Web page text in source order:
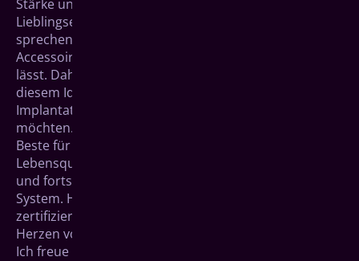
Stärke und Robustheit lassen sie uns unser
Lieblingsessen genießen, uns klar und deutlich
sprechen und sind in ihrer natürlichen Schönheit ein
Accessoire, das jedes Lächeln unwiderstehlich werden
lässt. Daher ist es umso verständlicher, dass wir
diesem Ideal bei vollständigem Zahnverlust mit
Implantaten höchster Qualität gerecht werden
möchten. Sie sind betroffen und möchten nur das
Beste für Ihren neuen Zahnersatz? Für Ihre
Lebensqualität setzen wir auf Premium-Materialien
und fortschrittlichste Methoden nach dem All-on-4
System. Herzlich willkommen in unserer Praxis mit
zertifiziertem Tätigkeitsschwerpunkt Implantologie im
Herzen von Siegen.
Ich freue mich darauf, Ihnen helfen zu können.